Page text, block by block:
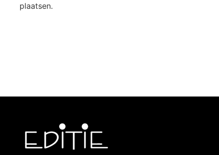
plaatsen.